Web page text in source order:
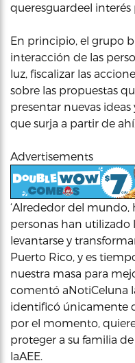
queresguardeel interés
En principio, el grupo
interacción de las
luz, fiscalizar las
sobre las propuestas
presentar nuevas
que surja a partir de
Advertisements
‘Alrededor del
personas han utilizado
levantarse y
Puerto Rico, y es
nuestra masa para
comentó aNotiCeluna
identificó únicamente
por el momento,
proteger a su familia de
laAEE.